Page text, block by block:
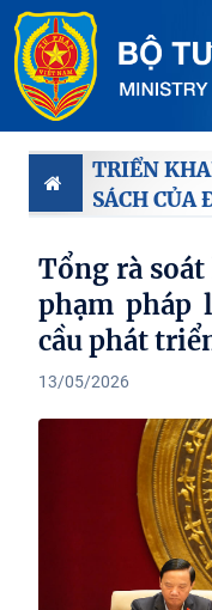
TRIỂN
SÁCH CỦA
Tổng rà
phạm pháp
cầu phát
13/05/2026